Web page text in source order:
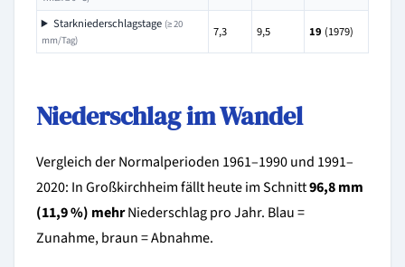
Starkniederschlagstage (≥ 20
mm/Tag)
7,3 9,5 19 (1979)
Niederschlag im Wandel
Vergleich der Normalperioden 1961–1990 und 1991–
2020: In Großkirchheim fällt heute im Schnitt96,8 mm
(11,9 %) mehrNiederschlag pro Jahr. Blau =
Zunahme, braun = Abnahme.